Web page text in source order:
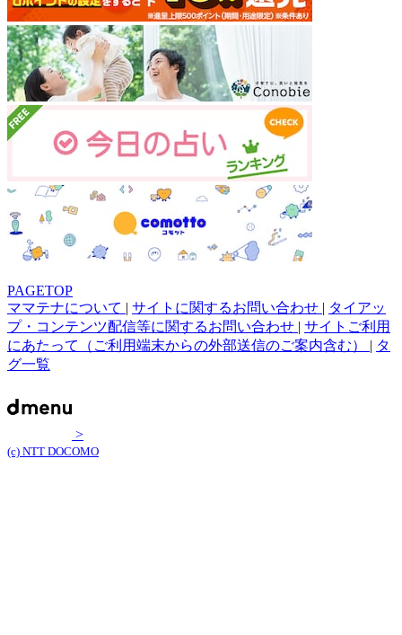
PAGETOP
ママテナについて | サイトに関するお問い合わせ | タイアッ
プ・コンテンツ配信等に関するお問い合わせ | サイトご利用
にあたって（ご利用端末からの外部送信のご案内含む） | タ
グ一覧
>
(c) NTT DOCOMO